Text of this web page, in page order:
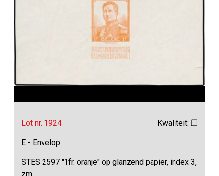
Lot nr. 1924 Kwaliteit: ❒
E - Envelop
STES 2597 "1fr. oranje" op glanzend papier, index 3,
zm